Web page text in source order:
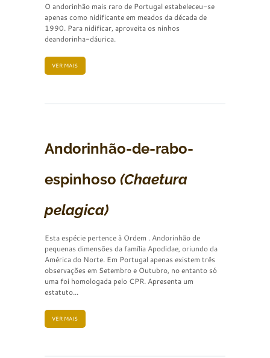
O andorinhão mais raro de Portugal estabeleceu-se
apenas como nidificante em meados da década de
1990. Para nidificar, aproveita os ninhos
deandorinha-dáurica.
VER MAIS
Andorinhão-de-rabo-
espinhoso (Chaetura
pelagica)
Esta espécie pertence à Ordem . Andorinhão de
pequenas dimensões da família Apodidae, oriundo da
América do Norte. Em Portugal apenas existem três
observações em Setembro e Outubro, no entanto só
uma foi homologada pelo CPR. Apresenta um
estatuto...
VER MAIS